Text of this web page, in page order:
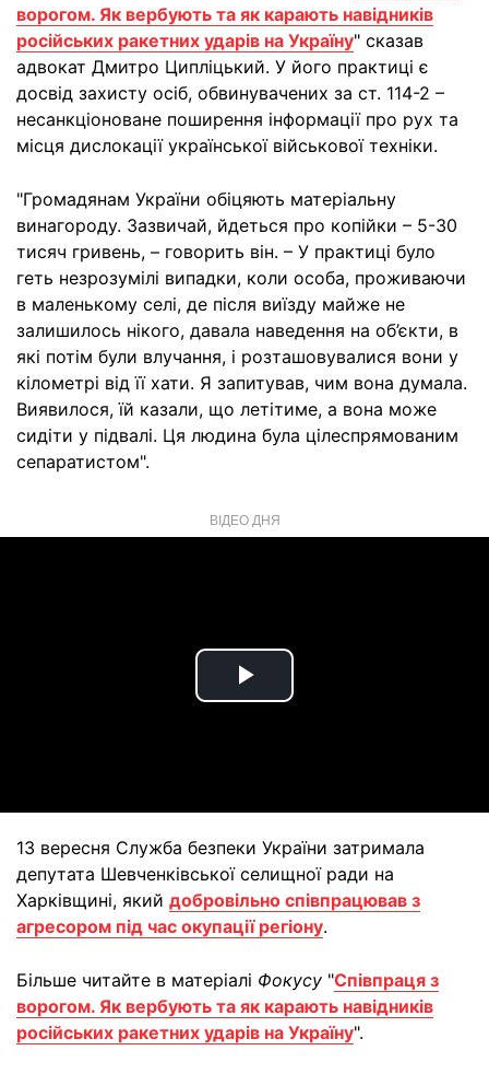
ворогом. Як вербують та як карають навідників
російських ракетних ударів на Україну" сказав
адвокат Дмитро Ципліцький. У його практиці є
досвід захисту осіб, обвинувачених за ст. 114-2 –
несанкціоноване поширення інформації про рух та
місця дислокації української військової техніки.
"Громадянам України обіцяють матеріальну
винагороду. Зазвичай, йдеться про копійки – 5-30
тисяч гривень, – говорить він. – У практиці було
геть незрозумілі випадки, коли особа, проживаючи
в маленькому селі, де після виїзду майже не
залишилось нікого, давала наведення на об’єкти, в
які потім були влучання, і розташовувалися вони у
кілометрі від її хати. Я запитував, чим вона думала.
Виявилося, їй казали, що летітиме, а вона може
сидіти у підвалі. Ця людина була цілеспрямованим
сепаратистом".
ВІДЕО ДНЯ
Play
13 вересня Служба безпеки України затримала
депутата Шевченківської селищної ради на
Харківщині, який добровільно співпрацював з
агресором під час окупації регіону.
Більше читайте в матеріалі Фокусу "Співпраця з
ворогом. Як вербують та як карають навідників
російських ракетних ударів на Україну".